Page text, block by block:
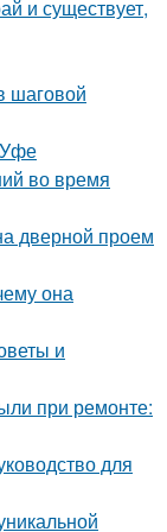
и существует,
шаговой
Уфе
во время
дверной проем
она
и
при ремонте:
для